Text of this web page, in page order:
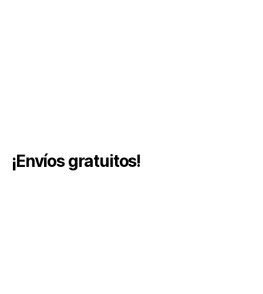
¡Envíos gratuitos!